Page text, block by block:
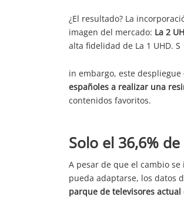
¿El resultado? La
imagen del mercado: La 2
alta fidelidad de La 1 UHD. S
in embargo, este
españoles a realizar una
contenidos favoritos.
Solo el 36,6%
A pesar de que el cambio
pueda adaptarse, los datos
parque de televisores